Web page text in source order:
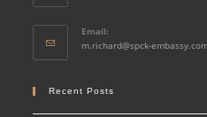
Email:
m.richard@spck-
Recent Posts